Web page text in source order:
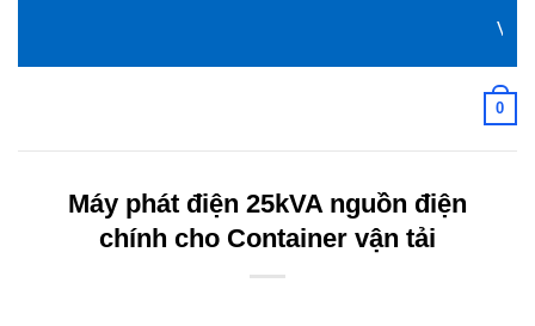
nội
Với
0
Máy phát điện 25kVA nguồn điện
chính cho Container vận tải